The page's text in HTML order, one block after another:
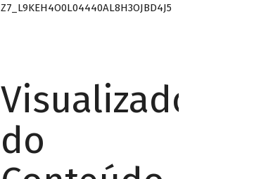
Z7_L9KEH4O0L04440AL8H3OJBD4J5
Visualizador
do